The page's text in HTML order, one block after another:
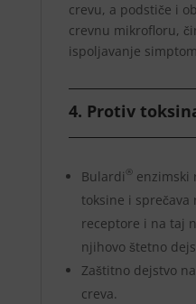
crevu, a podstiče i
crevnu mikrofloru,
ispoljavanje
4. Protiv
Bulardi ®enzimski
toksine i sprečava
receptore i na taj
njihovo štetno
Zaštitno dejstvo
creva.